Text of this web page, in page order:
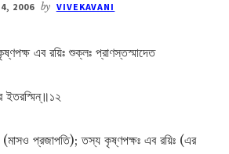
2006 by VIVEKAVANI
এব রয়িঃ শুক্লঃ প্রাণস্তস্মাদেত
ইতরস্মিন্‌॥১২
(মাসও প্রজাপতি); তস্য কৃষ্ণপক্ষঃ এব রয়িঃ (এর